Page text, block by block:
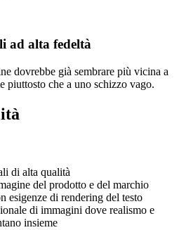
ad alta fedeltà
dovrebbe già sembrare più vicina a
piuttosto che a uno schizzo vago.
di alta qualità
del prodotto e del marchio
esigenze di rendering del testo
di immagini dove realismo e
insieme